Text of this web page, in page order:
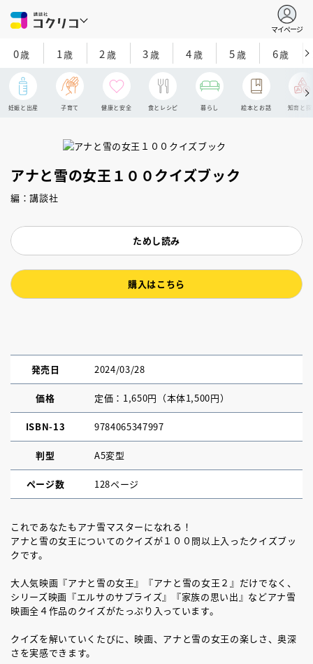
マイページ
0歳 1歳 2 歳 3歳 4歳 5歳 6歳
妊娠と出産 子育て 健康と安全 食とレシピ 暮らし 絵本とお話 知育と探
アナと雪の女王１００クイズブック
編：講談社
ためし読み
購入はこちら
発売日 2024/03/28
価格 定価：1,650円（本体1,500円）
ISBN-13 9784065347997
判型 A5変型
ページ数 128ページ
これであなたもアナ雪マスターになれる！
アナと雪の女王についてのクイズが１００問以上入ったクイズブッ
クです。
大人気映画『アナと雪の女王』『アナと雪の女王２』だけでなく、
シリーズ映画『エルサのサプライズ』『家族の思い出』などアナ雪
映画全４作品のクイズがたっぷり入っています。
クイズを解いていくたびに、映画、アナと雪の女王の楽しさ、奥深
さを実感できます。